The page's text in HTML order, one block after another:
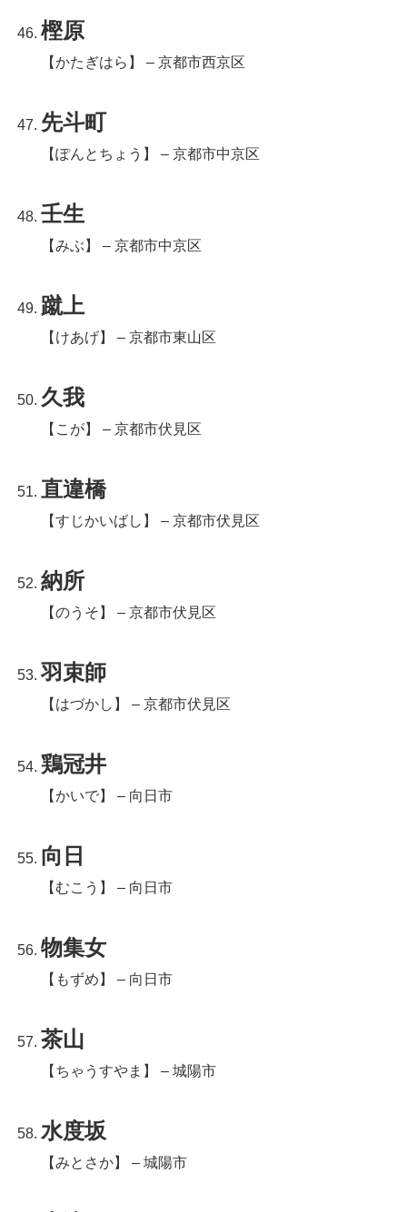
樫原
【かたぎはら】 – 京都市西京区
先斗町
【ぽんとちょう】 – 京都市中京区
壬生
【みぶ】 – 京都市中京区
蹴上
【けあげ】 – 京都市東山区
久我
【こが】 – 京都市伏見区
直違橋
【すじかいばし】 – 京都市伏見区
納所
【のうそ】 – 京都市伏見区
羽束師
【はづかし】 – 京都市伏見区
鶏冠井
【かいで】 – 向日市
向日
【むこう】 – 向日市
物集女
【もずめ】 – 向日市
茶山
【ちゃうすやま】 – 城陽市
水度坂
【みとさか】 – 城陽市